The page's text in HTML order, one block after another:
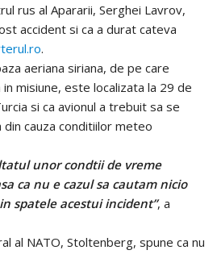
rus al Apararii, Serghei Lavrov,
accident si ca a durat cateva
.
aeriana siriana, de pe care
misiune, este localizata la 29 de
si ca avionul a trebuit sa se
cauza conditiilor meteo
unor condtii de vreme
ca nu e cazul sa cautam nicio
spatele acestui incident”, a
al NATO, Stoltenberg, spune ca nu